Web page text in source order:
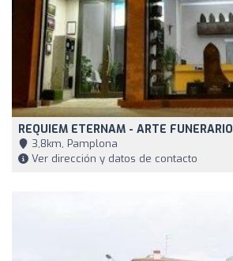
REQUIEM ETERNAM - ARTE FUNERARIO
3,8km, Pamplona
Ver dirección y datos de contacto